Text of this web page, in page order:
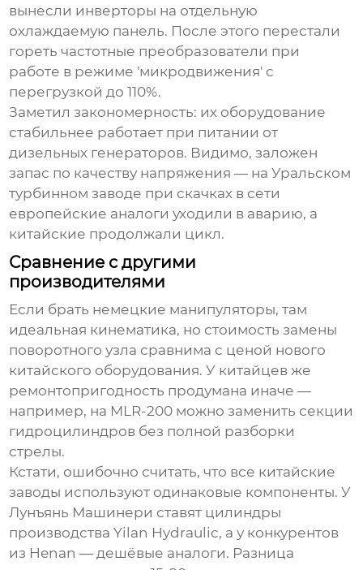
вынесли инверторы на отдельную
охлаждаемую панель. После этого перестали
гореть частотные преобразователи при
работе в режиме 'микродвижения' с
перегрузкой до 110%.
Заметил закономерность: их оборудование
стабильнее работает при питании от
дизельных генераторов. Видимо, заложен
запас по качеству напряжения — на Уральском
турбинном заводе при скачках в сети
европейские аналоги уходили в аварию, а
китайские продолжали цикл.
Сравнение с другими
производителями
Если брать немецкие манипуляторы, там
идеальная кинематика, но стоимость замены
поворотного узла сравнима с ценой нового
китайского оборудования. У китайцев же
ремонтопригодность продумана иначе —
например, на MLR-200 можно заменить секции
гидроцилиндров без полной разборки
стрелы.
Кстати, ошибочно считать, что все китайские
заводы используют одинаковые компоненты. У
Лунъянь Машинери ставят цилиндры
производства Yilan Hydraulic, а у конкурентов
из Henan — дешёвые аналоги. Разница